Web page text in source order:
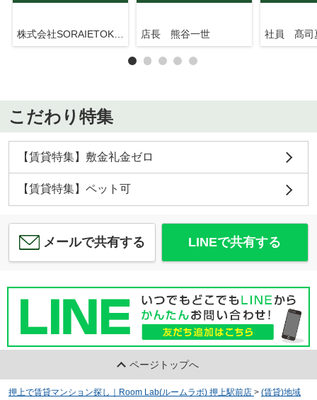
株式会社SORAIETOKYO押上駅前店 店長 熊谷一世 社員 髙司
こだわり特集
【賃貸特集】敷金礼金ゼロ
【賃貸特集】ペット可
メールで共有する LINEで共有する
ページトップへ
押上で賃貸マンション探し｜Room Lab(ルームラボ) 押上駅前店 > (賃貸)地域